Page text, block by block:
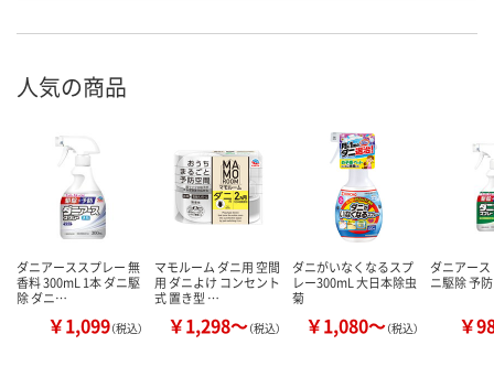
人気の商品
ダニアーススプレー 無
香料 300mL 1本 ダニ駆
除 ダニ…
￥1,099（税込）
マモルーム ダニ用 空間
用 ダニよけ コンセント
式 置き型 …
￥1,298～（税込）
ダニがいなくなるスプ
レー300mL 大日本除虫
菊
￥1,080～（税込）
ダニアー
ニ駆除 予
￥